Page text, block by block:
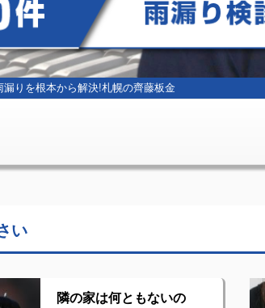
漏りを根本から解決!札幌の齊藤板金
い
隣の家は何ともないの